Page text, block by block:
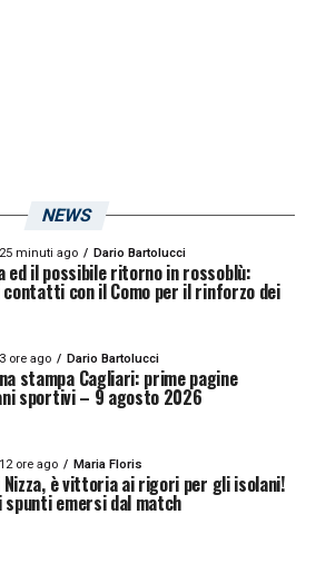
NEWS
25 minuti ago Dario Bartolucci
ed il possibile ritorno in rossoblù:
con il Como per il rinforzo dei
3 ore ago Dario Bartolucci
stampa Cagliari: prime pagine
sportivi – 9 agosto 2026
12 ore ago Maria Floris
Nizza, è vittoria ai rigori per gli isolani!
emersi dal match